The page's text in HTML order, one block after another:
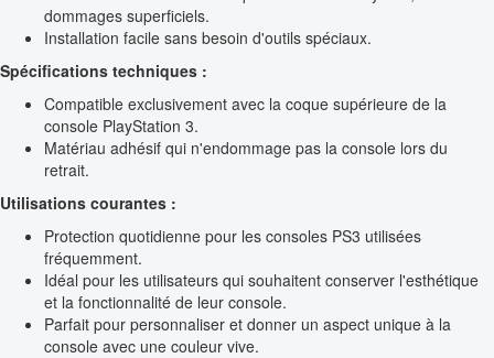
dommages superficiels.
Installation facile sans besoin d'outils spéciaux.
Spécifications techniques :
Compatible exclusivement avec la coque supérieure de la
console PlayStation 3.
Matériau adhésif qui n'endommage pas la console lors du
retrait.
Utilisations courantes :
Protection quotidienne pour les consoles PS3 utilisées
fréquemment.
Idéal pour les utilisateurs qui souhaitent conserver l'esthétique
et la fonctionnalité de leur console.
Parfait pour personnaliser et donner un aspect unique à la
console avec une couleur vive.